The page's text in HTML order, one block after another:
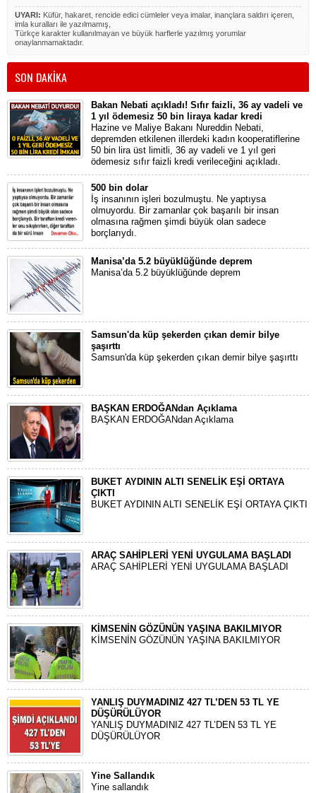
UYARI: Küfür, hakaret, rencide edici cümleler veya imalar, inançlara saldırı içeren,
imla kuralları ile yazılmamış,
Türkçe karakter kullanılmayan ve büyük harflerle yazılmış yorumlar
onaylanmamaktadır.
SON DAKİKA
Bakan Nebati açıkladı! Sıfır faizli, 36 ay vadeli ve
1 yıl ödemesiz 50 bin liraya kadar kredi
Hazine ve Maliye Bakanı Nureddin Nebati,
depremden etkilenen illerdeki kadın kooperatiflerine
50 bin lira üst limitli, 36 ay vadeli ve 1 yıl geri
ödemesiz sıfır faizli kredi verileceğini açıkladı.
500 bin dolar
İş insanının işleri bozulmuştu. Ne yaptıysa
olmuyordu. Bir zamanlar çok başarılı bir insan
olmasına rağmen şimdi büyük olan sadece
borçlarıydı.
Manisa’da 5.2 büyüklüğünde deprem
Manisa’da 5.2 büyüklüğünde deprem
Samsun'da küp şekerden çıkan demir bilye
şaşırttı
Samsun'da küp şekerden çıkan demir bilye şaşırttı
BAŞKAN ERDOĞANdan Açıklama
BAŞKAN ERDOĞANdan Açıklama
BUKET AYDININ ALTI SENELİK EŞİ ORTAYA
ÇIKTI
BUKET AYDININ ALTI SENELİK EŞİ ORTAYA ÇIKTI
ARAÇ SAHİPLERİ YENİ UYGULAMA BAŞLADI
ARAÇ SAHİPLERİ YENİ UYGULAMA BAŞLADI
KİMSENİN GÖZÜNÜN YAŞINA BAKILMIYOR
KİMSENİN GÖZÜNÜN YAŞINA BAKILMIYOR
YANLIŞ DUYMADINIZ 427 TL’DEN 53 TL YE
DÜŞÜRÜLÜYOR
YANLIŞ DUYMADINIZ 427 TL’DEN 53 TL YE
DÜŞÜRÜLÜYOR
Yine Sallandık
Yine sallandık